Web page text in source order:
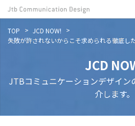
TOP
JCD NOW!
失敗が許されないからこそ求められる徹底し
JCD
JTBコミュニケーションデザイン
介します。